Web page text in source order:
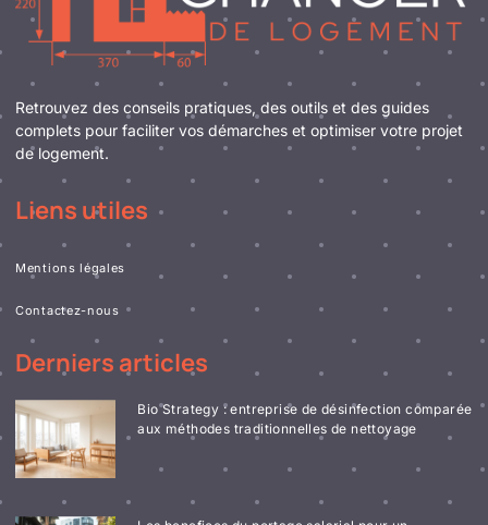
Retrouvez des conseils pratiques, des outils et des guides
complets pour faciliter vos démarches et optimiser votre projet
de logement.
Liens utiles
Mentions légales
Contactez-nous
Derniers articles
Bio Strategy : entreprise de désinfection comparée
aux méthodes traditionnelles de nettoyage